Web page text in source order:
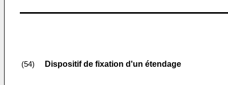
(54) Dispositif de fixation d'un étendage